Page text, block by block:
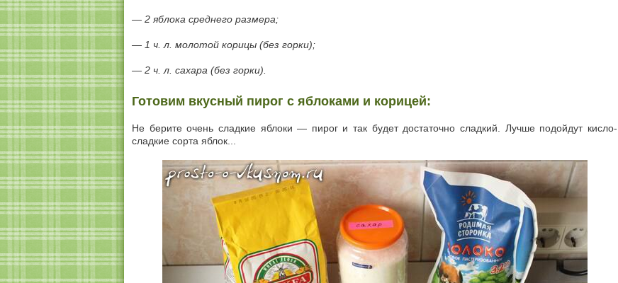
— 2 яблока среднего размера;
— 1 ч. л. молотой корицы (без горки);
— 2 ч. л. сахара (без горки).
Готовим вкусный пирог с яблоками и корицей:
Не берите очень сладкие яблоки — пирог и так будет достаточно сладкий. Лучше подойдут кисло-
сладкие сорта яблок...